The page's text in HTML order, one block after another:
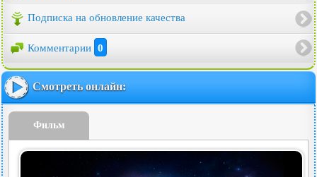
Подписка на обновление качества
Комментарии 0
Смотреть онлайн:
Фильм